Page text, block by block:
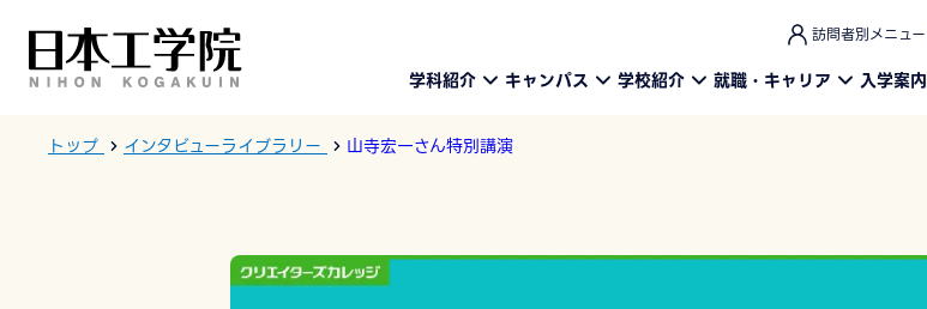
このページの本文へ
訪問者別メニュー
学科紹介 キャンパス 学校紹介 就職・キャリア 入学案内
トップ インタビューライブラリー 山寺宏一さん特別講演